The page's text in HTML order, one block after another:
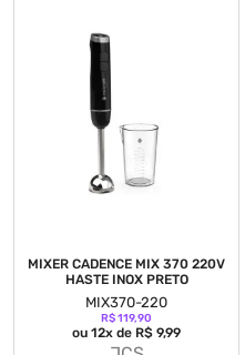
MIXER CADENCE MIX 370 220V
HASTE INOX PRETO
MIX370-220
R$ 119,90
ou 12x de R$ 9,99